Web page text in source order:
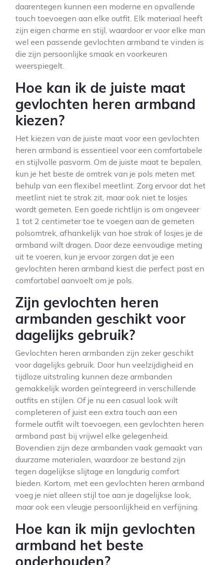
daarentegen kunnen een moderne en opvallende
touch toevoegen aan elke outfit. Elk materiaal heeft
zijn eigen charme en stijl, waardoor er voor elke man
wel een passende gevlochten armband te vinden is
die zijn persoonlijke smaak en voorkeuren
weerspiegelt.
Hoe kan ik de juiste maat
gevlochten heren armband
kiezen?
Het kiezen van de juiste maat voor een gevlochten
heren armband is essentieel voor een comfortabele
en stijlvolle pasvorm. Om de juiste maat te bepalen,
kun je het beste de omtrek van je pols meten met
behulp van een flexibel meetlint. Zorg ervoor dat het
meetlint niet te strak zit, maar ook niet te losjes
wordt gemeten. Een goede richtlijn is om ongeveer
1 tot 2 centimeter toe te voegen aan de gemeten
polsomtrek, afhankelijk van hoe strak of losjes je de
armband wilt dragen. Door deze eenvoudige meting
uit te voeren, kun je ervoor zorgen dat je een
gevlochten heren armband kiest die perfect past en
comfortabel aanvoelt om je pols.
Zijn gevlochten heren
armbanden geschikt voor
dagelijks gebruik?
Gevlochten heren armbanden zijn zeker geschikt
voor dagelijks gebruik. Door hun veelzijdigheid en
tijdloze uitstraling kunnen deze armbanden
gemakkelijk worden geïntegreerd in verschillende
outfits en stijlen. Of je nu een casual look wilt
completeren of juist een extra touch aan een
formele outfit wilt toevoegen, een gevlochten heren
armband past bij vrijwel elke gelegenheid.
Bovendien zijn deze armbanden vaak gemaakt van
duurzame materialen, waardoor ze bestand zijn
tegen dagelijkse slijtage en langdurig comfort
bieden. Kortom, met een gevlochten heren armband
voeg je niet alleen stijl toe aan je dagelijkse look,
maar ook een vleugje persoonlijkheid en verfijning.
Hoe kan ik mijn gevlochten
armband het beste
onderhouden?